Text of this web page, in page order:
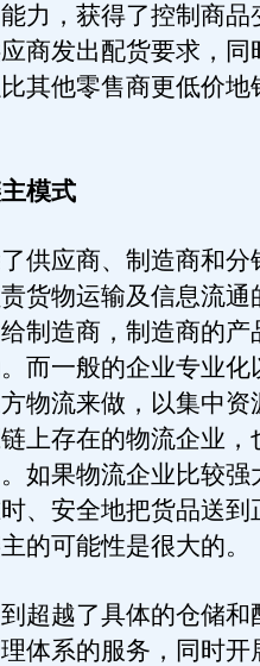
力，获得了控制商品
商发出配货要求，同
其他零售商更低价地
模式
应商、制造商和分
货物运输及信息流通
制造商，制造商的产
而一般的企业专业化
物流来做，以集中资
上存在的物流企业，
如果物流企业比较强
、安全地把货品送到
的可能性是很大的。
越了具体的仓储和
体系的服务，同时开